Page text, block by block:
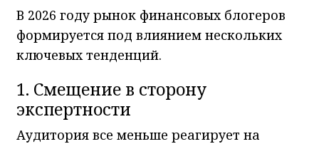
В 2026 году рынок финансовых блогеров
формируется под влиянием нескольких
ключевых тенденций.
1. Смещение в сторону
экспертности
Аудитория все меньше реагирует на